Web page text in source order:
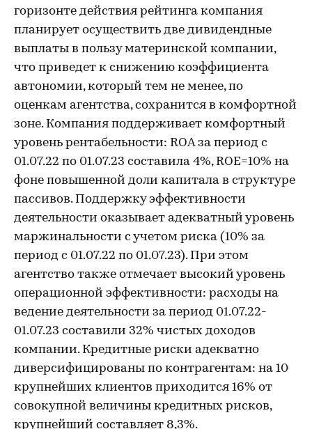
горизонте действия рейтинга компания
планирует осуществить две дивидендные
выплаты в пользу материнской компании,
что приведет к снижению коэффициента
автономии, который тем не менее, по
оценкам агентства, сохранится в комфортной
зоне. Компания поддерживает комфортный
уровень рентабельности: ROA за период с
01.07.22 по 01.07.23 составила 4%, ROE=10% на
фоне повышенной доли капитала в структуре
пассивов. Поддержку эффективности
деятельности оказывает адекватный уровень
маржинальности с учетом риска (10% за
период с 01.07.22 по 01.07.23). При этом
агентство также отмечает высокий уровень
операционной эффективности: расходы на
ведение деятельности за период 01.07.22-
01.07.23 составили 32% чистых доходов
компании. Кредитные риски адекватно
диверсифицированы по контрагентам: на 10
крупнейших клиентов приходится 16% от
совокупной величины кредитных рисков,
крупнейший составляет 8,3%.